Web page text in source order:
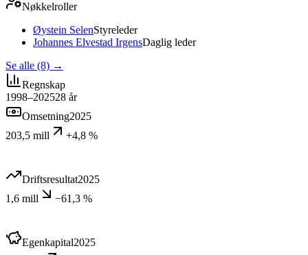
Nøkkelroller
Øystein SelenStyreleder
Johannes Elvestad IrgensDaglig leder
Se alle (8) →
Regnskap
1998–202528 år
Omsetning2025
203,5 mill
+4,8 %
Driftsresultat2025
1,6 mill
−61,3 %
Egenkapital2025